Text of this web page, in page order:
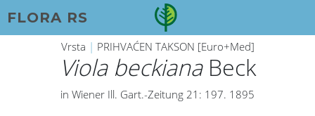
FLORA RS
Vrsta | PRIHVAĆEN TAKSON [Euro+Med]
Viola beckianaBeck
in Wiener Ill. Gart.-Zeitung 21: 197. 1895